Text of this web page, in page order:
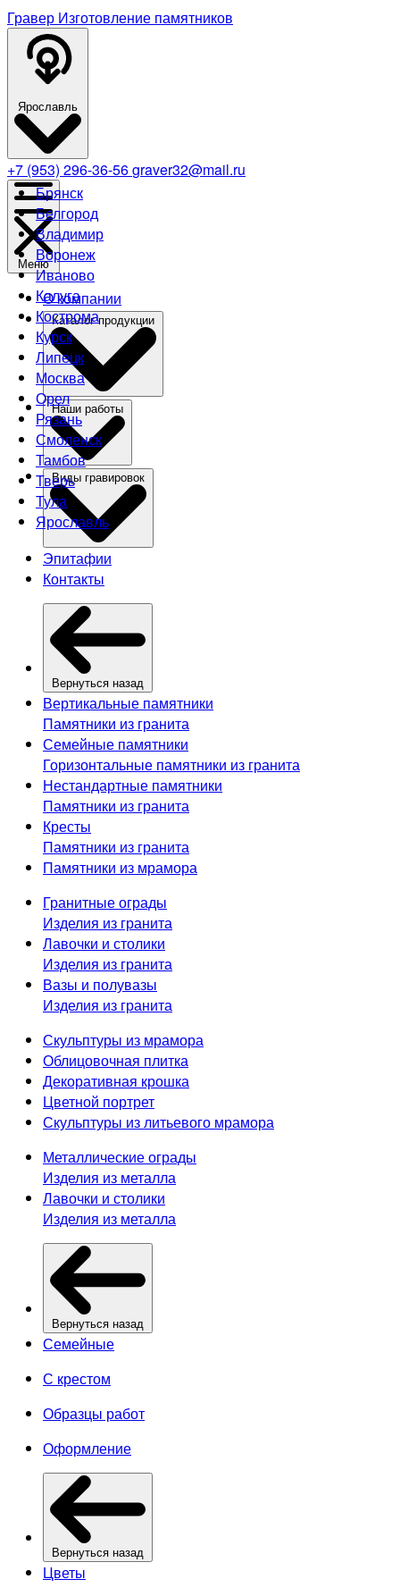
Гравер Изготовление памятников
Ярославль
Брянск
Белгород
Владимир
Воронеж
Иваново
Калуга
Кострома
Курск
Липецк
Москва
Орел
Рязань
Смоленск
Тамбов
Тверь
Тула
Ярославль
+7 (953) 296-36-56graver32@mail.ru
Меню
О компании
Эпитафии
Контакты
Вернуться назад
Вертикальные памятники
Памятники из гранита
Семейные памятники
Горизонтальные памятники из гранита
Нестандартные памятники
Памятники из гранита
Кресты
Памятники из гранита
Памятники из мрамора
Гранитные ограды
Изделия из гранита
Лавочки и столики
Изделия из гранита
Вазы и полувазы
Изделия из гранита
Скульптуры из мрамора
Облицовочная плитка
Декоративная крошка
Цветной портрет
Скульптуры из литьевого мрамора
Металлические ограды
Изделия из металла
Лавочки и столики
Изделия из металла
Вернуться назад
Семейные
С крестом
Образцы работ
Оформление
Вернуться назад
Цветы